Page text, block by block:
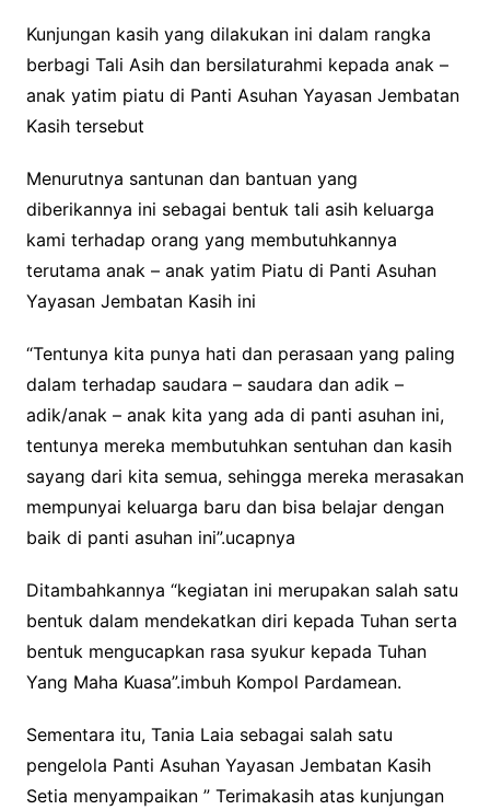
Kunjungan kasih yang dilakukan ini dalam rangka
berbagi Tali Asih dan bersilaturahmi kepada anak –
anak yatim piatu di Panti Asuhan Yayasan Jembatan
Kasih tersebut
Menurutnya santunan dan bantuan yang
diberikannya ini sebagai bentuk tali asih keluarga
kami terhadap orang yang membutuhkannya
terutama anak – anak yatim Piatu di Panti Asuhan
Yayasan Jembatan Kasih ini
“Tentunya kita punya hati dan perasaan yang paling
dalam terhadap saudara – saudara dan adik –
adik/anak – anak kita yang ada di panti asuhan ini,
tentunya mereka membutuhkan sentuhan dan kasih
sayang dari kita semua, sehingga mereka merasakan
mempunyai keluarga baru dan bisa belajar dengan
baik di panti asuhan ini”.ucapnya
Ditambahkannya “kegiatan ini merupakan salah satu
bentuk dalam mendekatkan diri kepada Tuhan serta
bentuk mengucapkan rasa syukur kepada Tuhan
Yang Maha Kuasa”.imbuh Kompol Pardamean.
Sementara itu, Tania Laia sebagai salah satu
pengelola Panti Asuhan Yayasan Jembatan Kasih
Setia menyampaikan ” Terimakasih atas kunjungan